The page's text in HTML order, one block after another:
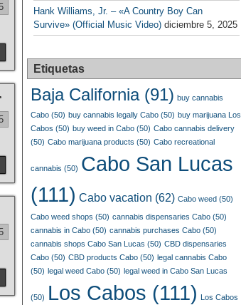
Hank Williams, Jr. – «A Country Boy Can
Survive» (Official Music Video) diciembre 5, 2025
Etiquetas
Baja California(91) buy cannabis
Cabo (50) buy cannabis legally Cabo (50) buy marijuana Los
Cabos (50) buy weed in Cabo (50) Cabo cannabis delivery
(50) Cabo marijuana products (50) Cabo recreational
cannabis (50) Cabo San Lucas
(111) Cabo vacation (62) Cabo weed (50)
Cabo weed shops (50) cannabis dispensaries Cabo (50)
cannabis in Cabo (50) cannabis purchases Cabo (50)
cannabis shops Cabo San Lucas (50) CBD dispensaries
Cabo (50) CBD products Cabo (50) legal cannabis Cabo
(50) legal weed Cabo (50) legal weed in Cabo San Lucas
(50) Los Cabos (111) Los Cabos